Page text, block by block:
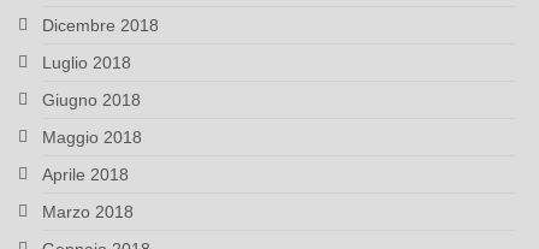
Dicembre 2018
Luglio 2018
Giugno 2018
Maggio 2018
Aprile 2018
Marzo 2018